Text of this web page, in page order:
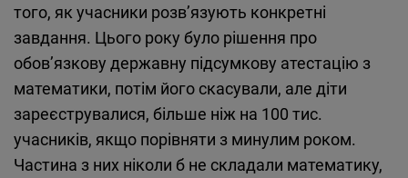
того, як учасники розв’язують конкретні
завдання. Цього року було рішення про
обов’язкову державну підсумкову атестацію з
математики, потім його скасували, але діти
зареєструвалися, більше ніж на 100 тис.
учасників, якщо порівняти з минулим роком.
Частина з них ніколи б не складали математику,